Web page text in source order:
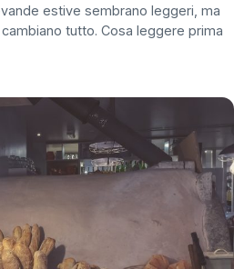
estive sembrano leggeri, ma
tutto. Cosa leggere prima